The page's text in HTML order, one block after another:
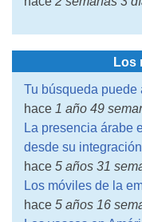
Los
Tu búsqueda puede
hace 1 año 49
La presencia árabe
desde su integración
hace 5 años 31
Los móviles de la
hace 5 años 16